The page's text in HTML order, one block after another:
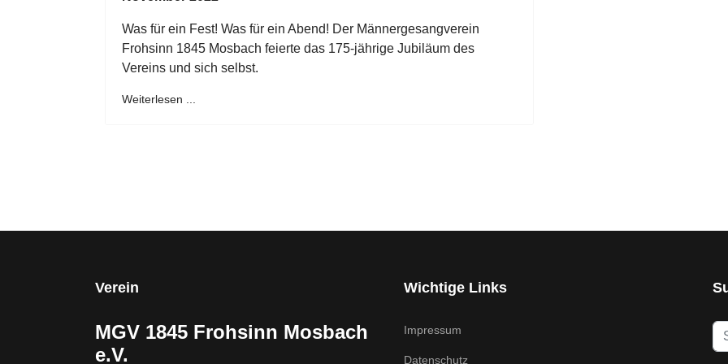
Was für ein Fest! Was für ein Abend! Der Männergesangverein
Frohsinn 1845 Mosbach feierte das 175-jährige Jubiläum des
Vereins und sich selbst.
Weiterlesen ...
Verein
MGV 1845 Frohsinn Mosbach
e.V.
Wichtige Links
Impressum
Datenschutz
...